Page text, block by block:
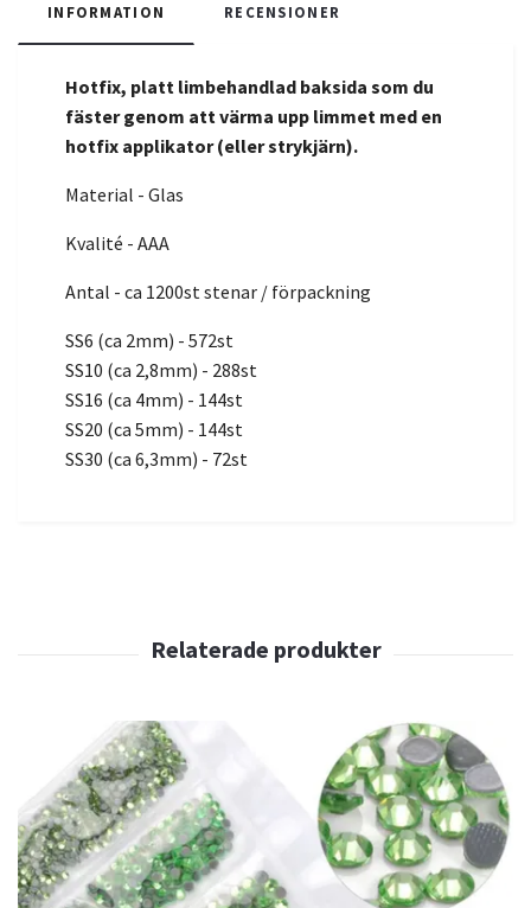
INFORMATION RECENSIONER
Hotfix, platt limbehandlad baksida som du
fäster genom att värma upp limmet med en
hotfix applikator (eller strykjärn).
Material - Glas
Kvalité - AAA
Antal - ca 1200st stenar / förpackning
SS6 (ca 2mm) - 572st
SS10 (ca 2,8mm) - 288st
SS16 (ca 4mm) - 144st
SS20 (ca 5mm) - 144st
SS30 (ca 6,3mm) - 72st